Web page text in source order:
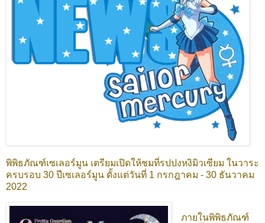
พิพิธภัณฑ์เซเลอร์มูน เตรียมเปิดให้ชมที่รปปงหงิมิวเซียม ในวาระ
ครบรอบ 30 ปีเซเลอร์มูน ตั้งแต่วันที่ 1 กรกฎาคม - 30 ธันวาคม
2022
ภายในพิพิธภัณฑ์